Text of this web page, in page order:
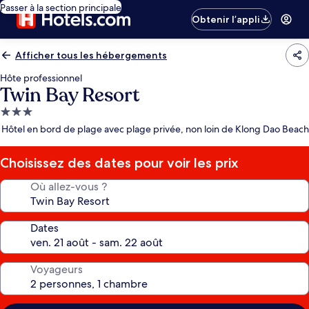
Passer à la section principale
Obtenir l’appli
Afficher tous les hébergements
Hôte professionnel
Twin Bay Resort
Hébergement
3.0 étoiles
Hôtel en bord de plage avec plage privée, non loin de Klong Dao Beach
Choisissez des dates pour voir les prix
Où allez-vous ?
Dates
Voyageurs